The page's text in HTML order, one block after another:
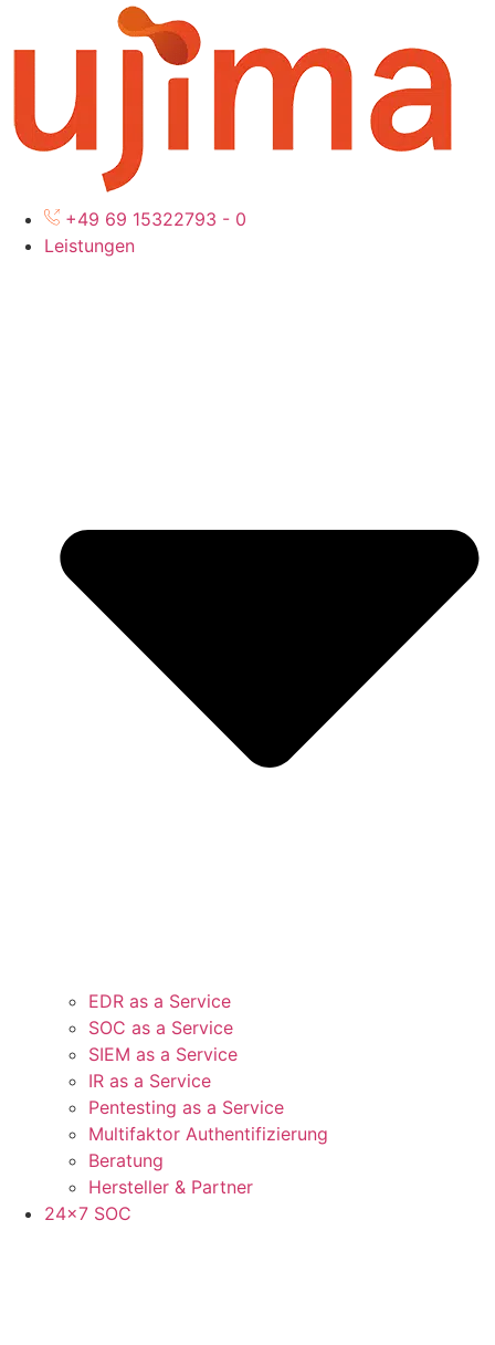
+49 69 15322793 - 0
Leistungen
EDR as a Service
SOC as a Service
SIEM as a Service
IR as a Service
Pentesting as a Service
Multifaktor Authentifizierung
Beratung
Hersteller & Partner
24×7 SOC